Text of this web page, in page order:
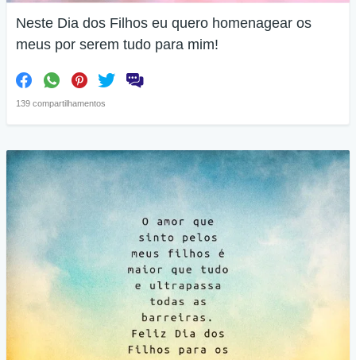
Neste Dia dos Filhos eu quero homenagear os
meus por serem tudo para mim!
139 compartilhamentos